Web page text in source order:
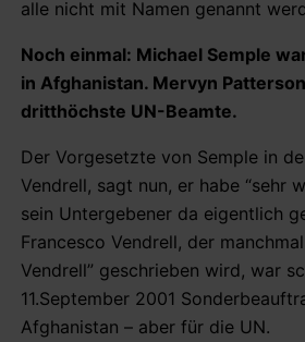
alle nicht mit Namen genannt
Noch einmal: Michael Semple
in Afghanistan. Mervyn
dritthöchste UN-Beamte.
Der Vorgesetzte von Semple in
Vendrell, sagt nun, er habe “sehr
sein Untergebener da eigentlich
Francesco Vendrell, der
Vendrell” geschrieben wird, war
11.September 2001
Afghanistan – aber für die UN.